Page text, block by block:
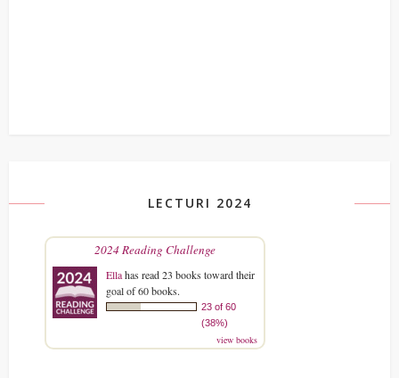
LECTURI 2024
2024 Reading Challenge
Ellahas read 23 books toward their
goal of 60 books.
23 of 60
(38%)
view books